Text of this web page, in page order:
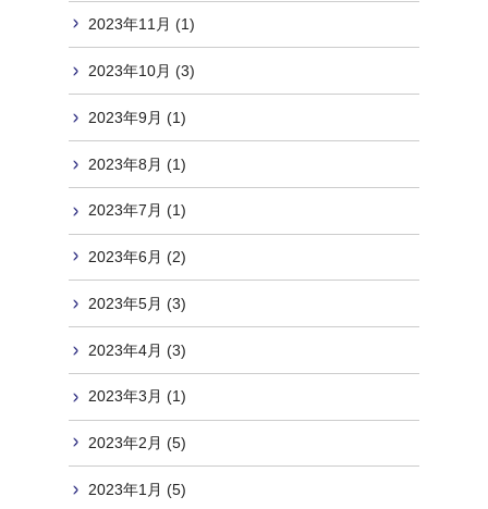
2023年11月 (1)
2023年10月 (3)
2023年9月 (1)
2023年8月 (1)
2023年7月 (1)
2023年6月 (2)
2023年5月 (3)
2023年4月 (3)
2023年3月 (1)
2023年2月 (5)
2023年1月 (5)